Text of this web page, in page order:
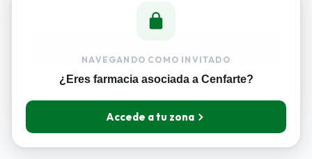
NAVEGANDO COMO INVITADO
¿Eres farmacia asociada a Cenfarte?
Accede a tu zona